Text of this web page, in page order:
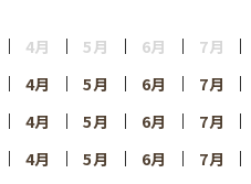
4月 5月 6月 7月
4月 5月 6月 7月
4月 5月 6月 7月
4月 5月 6月 7月